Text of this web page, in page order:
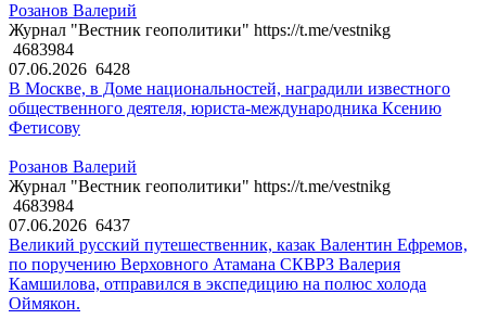
Розанов Валерий
Журнал "Вестник геополитики" https://t.me/vestnikg
4683984
07.06.2026 6428
В Москве, в Доме национальностей, наградили известного
общественного деятеля, юриста-международника Ксению
Фетисову
Розанов Валерий
Журнал "Вестник геополитики" https://t.me/vestnikg
4683984
07.06.2026 6437
Великий русский путешественник, казак Валентин Ефремов,
по поручению Верховного Атамана СКВРЗ Валерия
Камшилова, отправился в экспедицию на полюс холода
Оймякон.